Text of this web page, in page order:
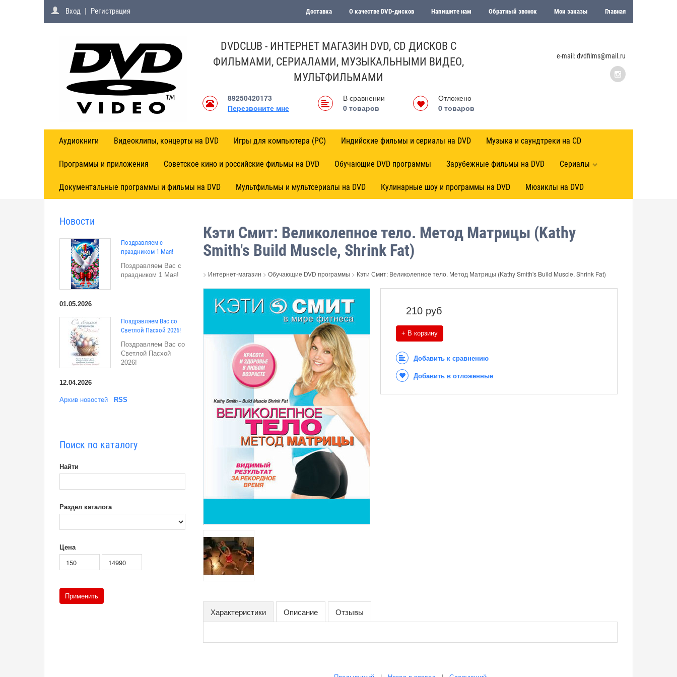
Вход | Регистрация Доставка О качестве DVD-дисков Напишите нам Обратный звонок Мои заказы Главная
DVDCLUB - ИНТЕРНЕТ МАГАЗИН DVD, CD ДИСКОВ С
ФИЛЬМАМИ, СЕРИАЛАМИ, МУЗЫКАЛЬНЫМИ ВИДЕО,
МУЛЬТФИЛЬМАМИ
89250420173
Перезвоните мне
В сравнении
0товаров
Отложено
0 товаров
e-mail: dvdfilms@mail.ru
Аудиокниги Видеоклипы, концерты на DVD Игры для компьютера (PC) Индийские фильмы и сериалы на DVD Музыка и саундтреки на CD
Программы и приложения Советское кино и российские фильмы на DVD Обучающие DVD программы Зарубежные фильмы на DVD Сериалы
Документальные программы и фильмы на DVD Мультфильмы и мультсериалы на DVD Кулинарные шоу и программы на DVD Мюзиклы на DVD
Новости
Поздравляем с
праздником 1 Мая!
Поздравляем Вас с
праздником 1 Мая!
01.05.2026
Поздравляем Вас со
Светлой Пасхой 2026!
Поздравляем Вас со
Светлой Пасхой
2026!
12.04.2026
Архив новостей RSS
Поиск по каталогу
Найти
Раздел каталога
Цена
Кэти Смит: Великолепное тело. Метод Матрицы (Kathy
Smith's Build Muscle, Shrink Fat)
> Интернет-магазин > Обучающие DVD программы > Кэти Смит: Великолепное тело. Метод Матрицы (Kathy Smith's Build Muscle, Shrink Fat)
210руб
+ В корзину
Добавить к сравнению
Добавить в отложенные
Характеристики Описание Отзывы